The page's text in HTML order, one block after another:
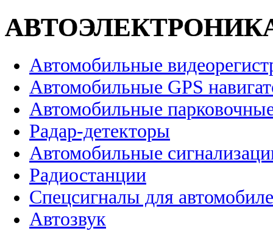
Автомобильные
Автомобильные GPS
Автомобильные
Радар-детекторы
Автомобильные
Радиостанции
Спецсигналы для
Автозвук